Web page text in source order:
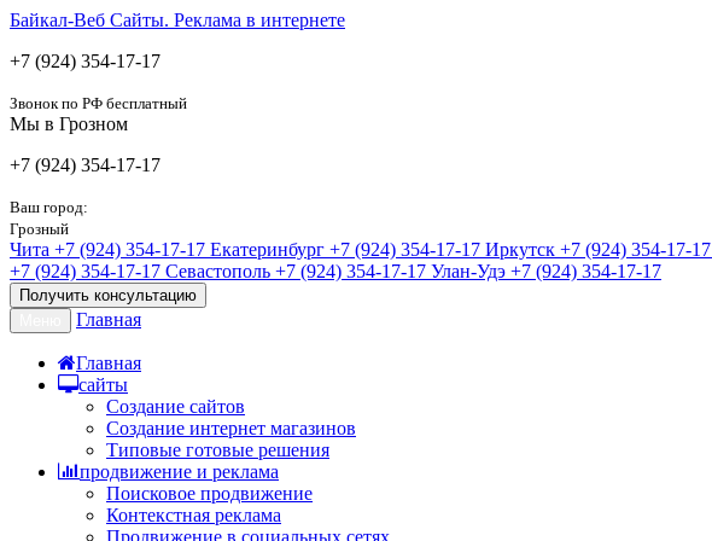
Байкал-Веб Сайты. Реклама в интернете
+7 (924) 354-17-17
Звонок по РФ бесплатный
Мы в Грозном
+7 (924) 354-17-17
Ваш город:
Грозный
Чита +7 (924) 354-17-17 Екатеринбург +7 (924) 354-17-17 Иркутск +7 (924) 354-17-17
+7 (924) 354-17-17 Севастополь +7 (924) 354-17-17 Улан-Удэ +7 (924) 354-17-17
Получить консультацию
Главная
Главная
сайты
Создание сайтов
Создание интернет магазинов
Типовые готовые решения
продвижение и реклама
Поисковое продвижение
Контекстная реклама
Продвижение в социальных сетях